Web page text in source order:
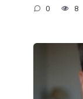
0 8